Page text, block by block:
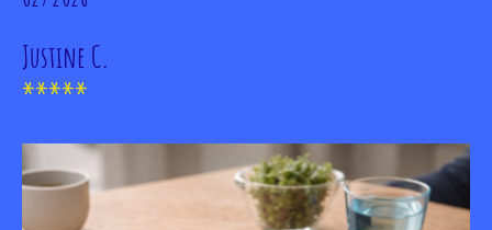
Justine C.
*****